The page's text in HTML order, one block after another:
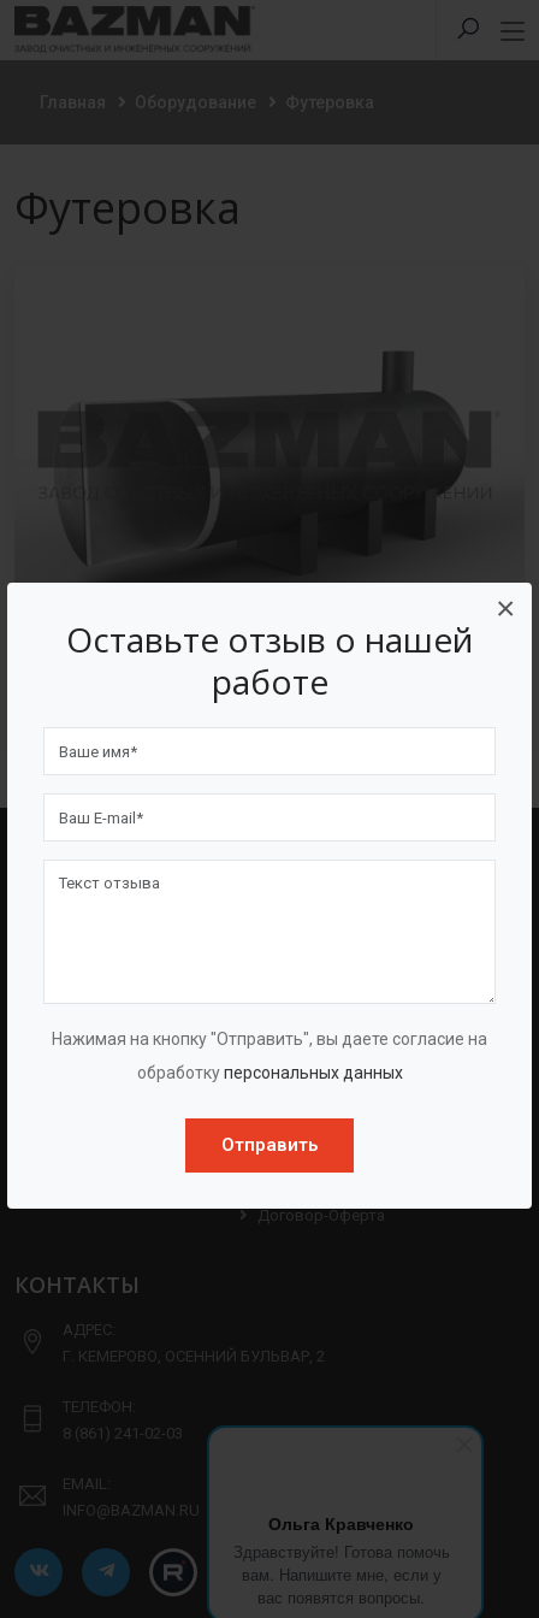
Оставьте отзыв о нашей
работе
Нажимая на кнопку "Отправить", вы даете согласие на
обработкуперсональных данных
Отправить
×
Ольга Кравченко
Здравствуйте! Готова помочь
вам. Напишите мне, если у
вас появятся вопросы.
Главная Оборудование Футеровка
Футеровка
BAZMAN
Испытаний
ПОЛЕЗНЫЕ ССЫЛКИ
Опросные Листы
Техническая Информация
Договор-Оферта
КОНТАКТЫ
АДРЕС:
Г. КЕМЕРОВО, ОСЕННИЙ БУЛЬВАР, 2
ТЕЛЕФОН:
8 (861) 241-02-03
EMAIL:
INFO@BAZMAN.RU